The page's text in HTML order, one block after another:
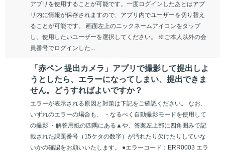
アプリを使用することが可能です。一度ログインしたあとはアプ
リ内に情報が保存されますので、アプリ内でユーザーを切り替え
ることが可能です。 画面左上のニックネームアイコンをタップ
し、使用したいユーザーを選択してください。 ※ご本人以外の会
員番号でログインした...
「赤ペン 提出カメラ」アプリで撮影して提出しよ
うとしたら、エラーになってしまい、提出できま
せん。どうすればよいですか？
エラーが表示される原因と対策は下記をご確認ください。 なお、
いずれのエラーの場合も、 ・なるべく自動撮影モードを使用して
の撮影 ・解答用紙の四隅にある▲や、答案左上部に四角囲みで記
載された課題番号（15ケタの数字）が汚れたり欠けたりしていな
いかの確認をお願いいたします。 ●エラーコード：ERR0003 エラ